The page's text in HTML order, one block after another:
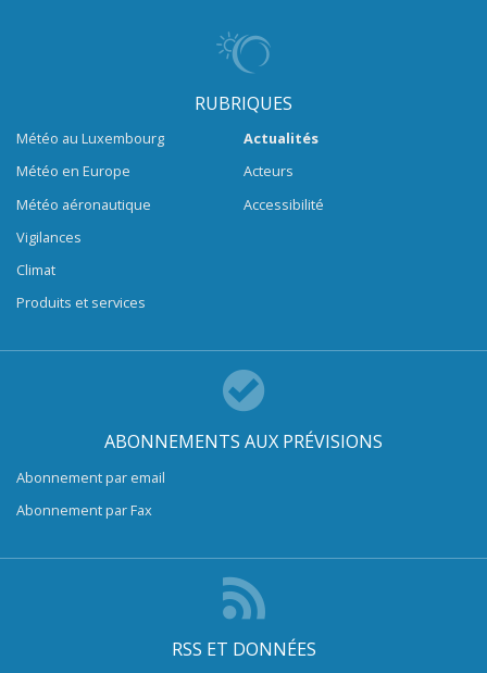
RUBRIQUES
Météo au Luxembourg
Météo en Europe
Météo aéronautique
Vigilances
Climat
Produits et services
Actualités
Acteurs
Accessibilité
ABONNEMENTS AUX PRÉVISIONS
Abonnement par email
Abonnement par Fax
RSS ET DONNÉES